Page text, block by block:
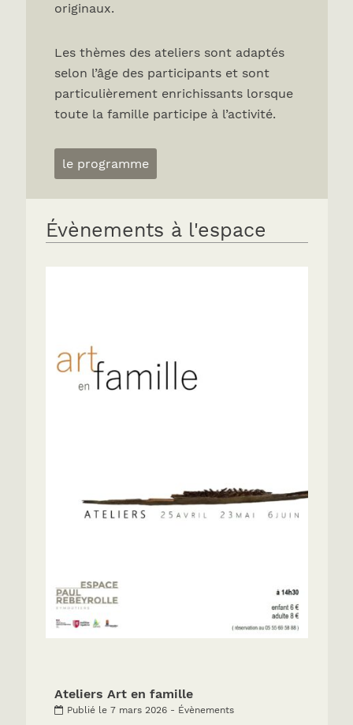
originaux.
Les thèmes des ateliers sont adaptés
selon l’âge des participants et sont
particulièrement enrichissants lorsque
toute la famille participe à l’activité.
le programme
Évènements à l'espace
Ateliers Art en famille
Publié le 7 mars 2026 - Évènements